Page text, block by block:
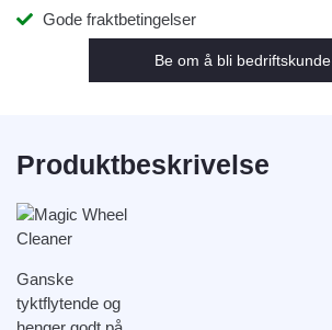
Gode fraktbetingelser
Be om å bli bedriftskunde
Produktbeskrivelse
Ganske
tyktflytende og